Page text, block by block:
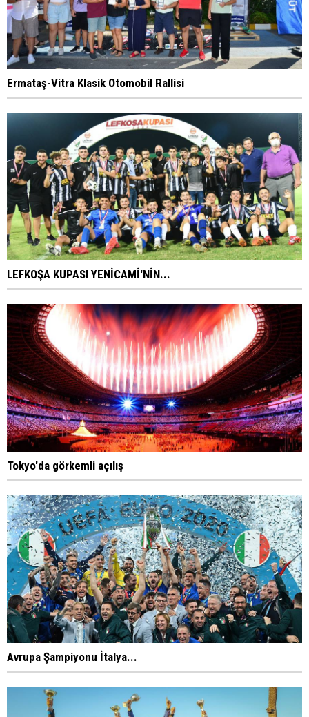
Ermataş-Vitra Klasik Otomobil Rallisi
LEFKOŞA KUPASI YENİCAMİ'NİN...
Tokyo'da görkemli açılış
Avrupa Şampiyonu İtalya...